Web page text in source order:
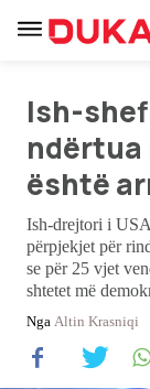
Lajme
Sport
Pikëpamje
Ish-
ndërtua
është
Ish-drejtori i
përpjekjet për
se për 25 vjet
shtetet më
Nga Altin Krasniqi